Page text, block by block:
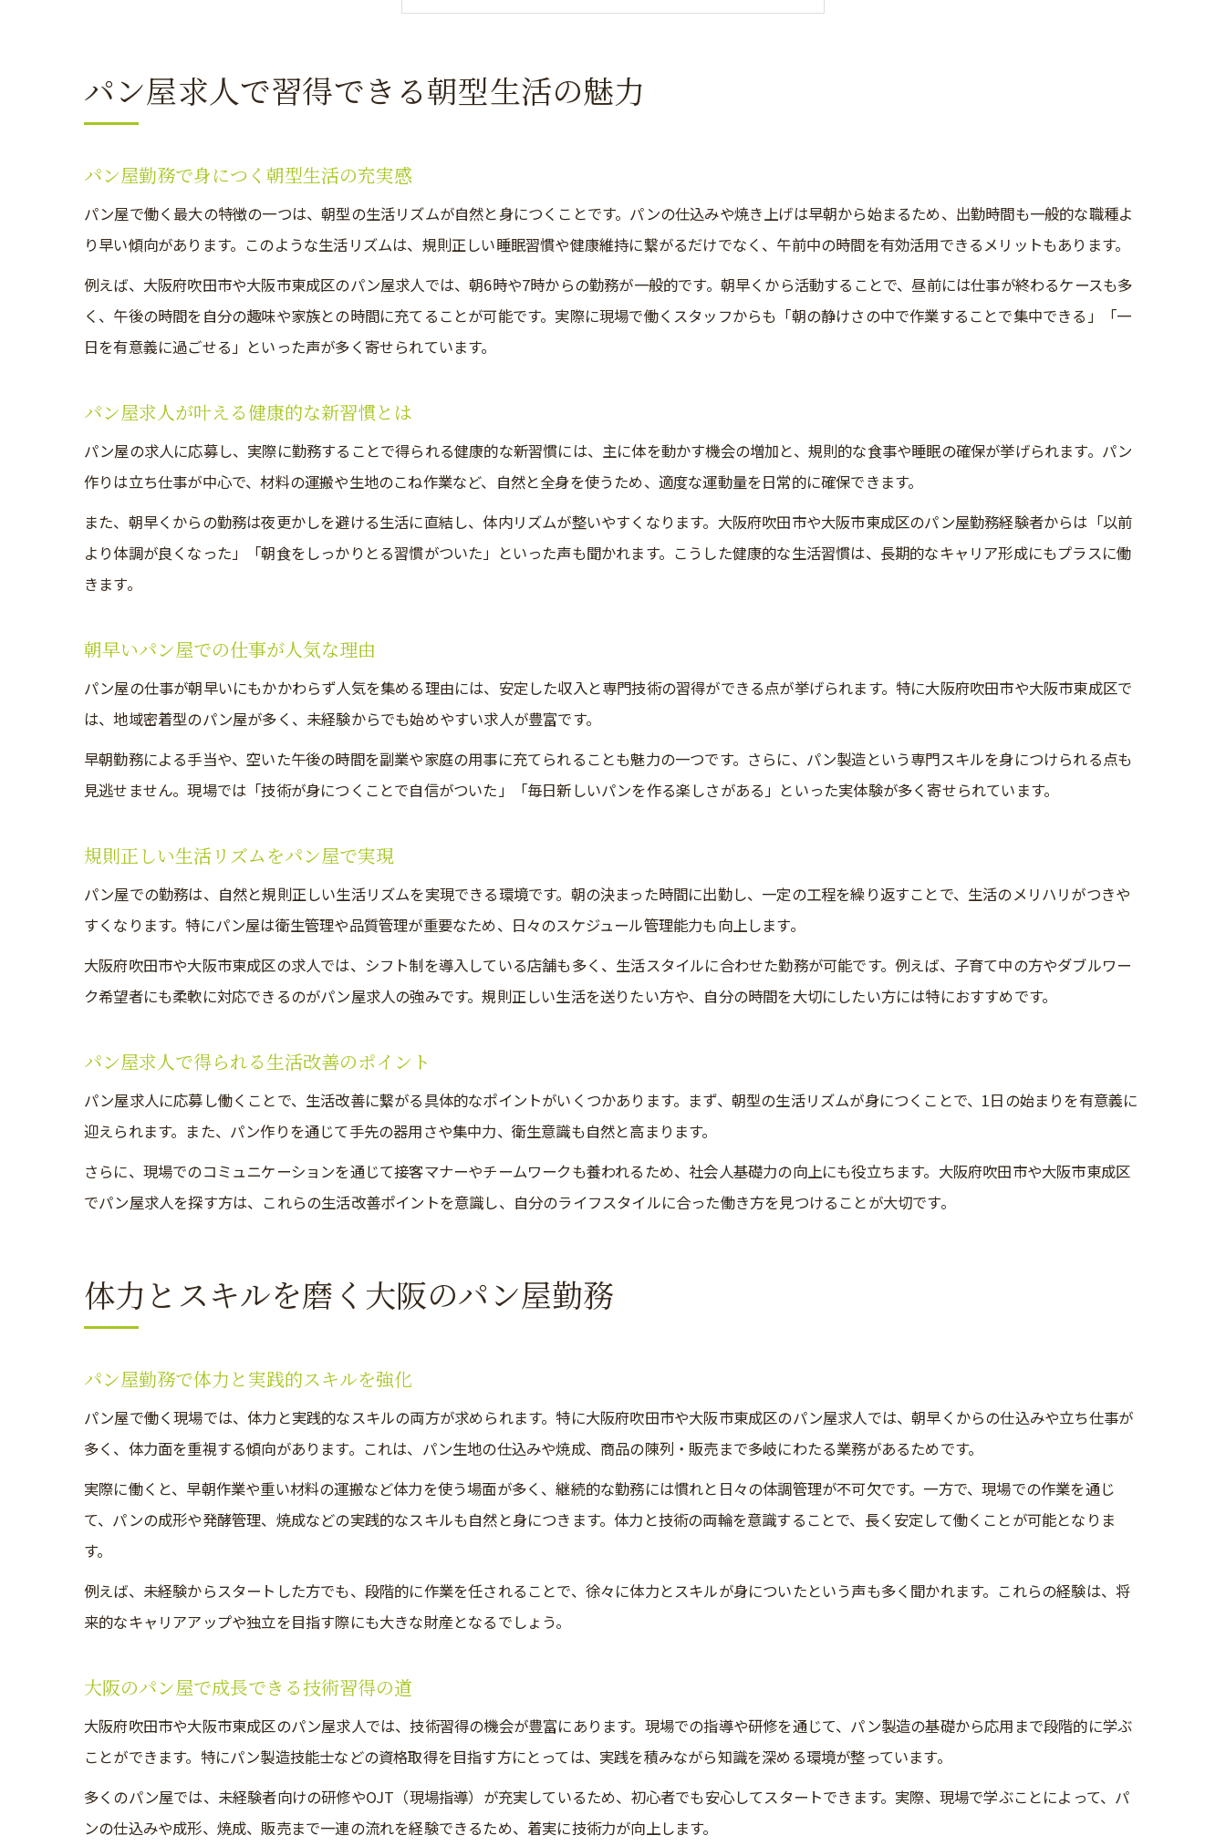
体力とスキルを磨く大阪のパン屋勤務
未経験から始めるパン屋での正社員の道
未経験から正社員へパン屋での成長例
パン屋正社員求人の応募ポイント解説
パン屋で働く職人の一日の流れを紹介
パン屋求人で問われる衛生管理の重要性
面接準備で差がつくパン屋応募のポイント
パン屋求人の面接で重視される志望動機
パン屋応募でよく聞かれる質問と対策法
未経験でも評価されるパン屋面接の工夫
安定収入を目指すパン屋求人情報まとめ
パン屋求人で安定収入を実現する方法
パン屋勤務で目指せる収入と将来設計
パン屋で収入アップを目指す工夫と実践
パン屋求人で習得できる朝型生活の魅力
パン屋勤務で身につく朝型生活の充実感
パン屋で働く最大の特徴の一つは、朝型の生活リズムが自然と身につくことです。パンの仕込みや焼き上げは早朝から始まるため、出勤時間も一般的な職種よ
り早い傾向があります。このような生活リズムは、規則正しい睡眠習慣や健康維持に繋がるだけでなく、午前中の時間を有効活用できるメリットもあります。
例えば、大阪府吹田市や大阪市東成区のパン屋求人では、朝6時や7時からの勤務が一般的です。朝早くから活動することで、昼前には仕事が終わるケースも多
く、午後の時間を自分の趣味や家族との時間に充てることが可能です。実際に現場で働くスタッフからも「朝の静けさの中で作業することで集中できる」「一
日を有意義に過ごせる」といった声が多く寄せられています。
パン屋求人が叶える健康的な新習慣とは
パン屋の求人に応募し、実際に勤務することで得られる健康的な新習慣には、主に体を動かす機会の増加と、規則的な食事や睡眠の確保が挙げられます。パン
作りは立ち仕事が中心で、材料の運搬や生地のこね作業など、自然と全身を使うため、適度な運動量を日常的に確保できます。
また、朝早くからの勤務は夜更かしを避ける生活に直結し、体内リズムが整いやすくなります。大阪府吹田市や大阪市東成区のパン屋勤務経験者からは「以前
より体調が良くなった」「朝食をしっかりとる習慣がついた」といった声も聞かれます。こうした健康的な生活習慣は、長期的なキャリア形成にもプラスに働
きます。
朝早いパン屋での仕事が人気な理由
パン屋の仕事が朝早いにもかかわらず人気を集める理由には、安定した収入と専門技術の習得ができる点が挙げられます。特に大阪府吹田市や大阪市東成区で
は、地域密着型のパン屋が多く、未経験からでも始めやすい求人が豊富です。
早朝勤務による手当や、空いた午後の時間を副業や家庭の用事に充てられることも魅力の一つです。さらに、パン製造という専門スキルを身につけられる点も
見逃せません。現場では「技術が身につくことで自信がついた」「毎日新しいパンを作る楽しさがある」といった実体験が多く寄せられています。
規則正しい生活リズムをパン屋で実現
パン屋での勤務は、自然と規則正しい生活リズムを実現できる環境です。朝の決まった時間に出勤し、一定の工程を繰り返すことで、生活のメリハリがつきや
すくなります。特にパン屋は衛生管理や品質管理が重要なため、日々のスケジュール管理能力も向上します。
大阪府吹田市や大阪市東成区の求人では、シフト制を導入している店舗も多く、生活スタイルに合わせた勤務が可能です。例えば、子育て中の方やダブルワー
ク希望者にも柔軟に対応できるのがパン屋求人の強みです。規則正しい生活を送りたい方や、自分の時間を大切にしたい方には特におすすめです。
パン屋求人で得られる生活改善のポイント
パン屋求人に応募し働くことで、生活改善に繋がる具体的なポイントがいくつかあります。まず、朝型の生活リズムが身につくことで、1日の始まりを有意義に
迎えられます。また、パン作りを通じて手先の器用さや集中力、衛生意識も自然と高まります。
さらに、現場でのコミュニケーションを通じて接客マナーやチームワークも養われるため、社会人基礎力の向上にも役立ちます。大阪府吹田市や大阪市東成区
でパン屋求人を探す方は、これらの生活改善ポイントを意識し、自分のライフスタイルに合った働き方を見つけることが大切です。
体力とスキルを磨く大阪のパン屋勤務
パン屋勤務で体力と実践的スキルを強化
パン屋で働く現場では、体力と実践的なスキルの両方が求められます。特に大阪府吹田市や大阪市東成区のパン屋求人では、朝早くからの仕込みや立ち仕事が
多く、体力面を重視する傾向があります。これは、パン生地の仕込みや焼成、商品の陳列・販売まで多岐にわたる業務があるためです。
実際に働くと、早朝作業や重い材料の運搬など体力を使う場面が多く、継続的な勤務には慣れと日々の体調管理が不可欠です。一方で、現場での作業を通じ
て、パンの成形や発酵管理、焼成などの実践的なスキルも自然と身につきます。体力と技術の両輪を意識することで、長く安定して働くことが可能となりま
す。
例えば、未経験からスタートした方でも、段階的に作業を任されることで、徐々に体力とスキルが身についたという声も多く聞かれます。これらの経験は、将
来的なキャリアアップや独立を目指す際にも大きな財産となるでしょう。
大阪のパン屋で成長できる技術習得の道
大阪府吹田市や大阪市東成区のパン屋求人では、技術習得の機会が豊富にあります。現場での指導や研修を通じて、パン製造の基礎から応用まで段階的に学ぶ
ことができます。特にパン製造技能士などの資格取得を目指す方にとっては、実践を積みながら知識を深める環境が整っています。
多くのパン屋では、未経験者向けの研修やOJT（現場指導）が充実しているため、初心者でも安心してスタートできます。実際、現場で学ぶことによって、パ
ンの仕込みや成形、焼成、販売まで一連の流れを経験できるため、着実に技術力が向上します。